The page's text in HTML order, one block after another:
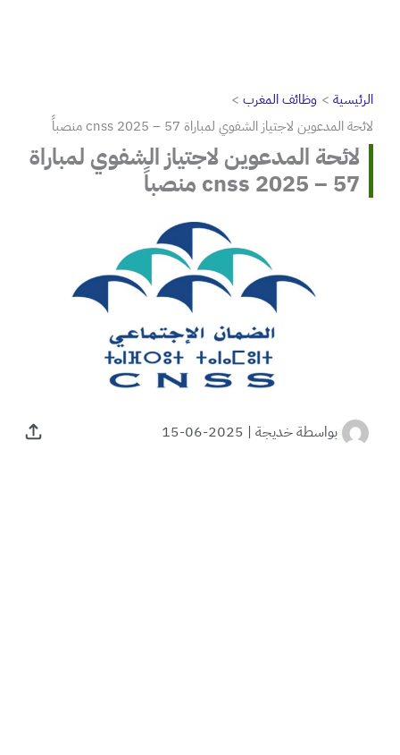
الرئيسية
وظائف المغرب
لائحة المدعوين لاجتياز الشفوي لمباراة cnss 2025 – 57 منصباً
لائحة المدعوين لاجتياز الشفوي لمباراة
cnss 2025 – 57 منصباً
بواسطةخديجة |
2025-06-15